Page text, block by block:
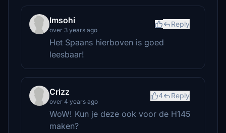
Imsohi
over 3 years ago
Reply
Het Spaans hierboven is goed
leesbaar!
Crizz
over 4 years ago
4 Reply
WoW! Kun je deze ook voor de H145
maken?